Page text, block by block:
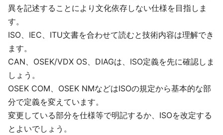
異を記述することにより文化依存しない仕様を目指しま
す。
ISO、IEC、ITU文書を合わせて読むと技術内容は理解でき
ます。
CAN、OSEK/VDX OS、DIAGは、ISO定義を先に確認しま
しょう。
OSEK COM、OSEK NMなどはISOの規定から基本的な部
分で定義を変えています。
変更している部分を仕様等で明記するか、ISOを改定する
とよいでしょう。